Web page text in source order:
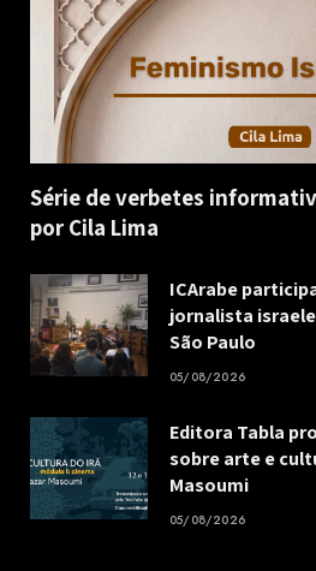
Série de verbetes
por Cila Lima
ICArabe
jornalista
São Paulo
05/08/2026
Editora Tabla
sobre arte e
Masoumi
05/08/2026